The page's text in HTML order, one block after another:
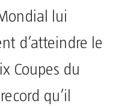
lui
d’atteindre le
Coupes du
qu’il